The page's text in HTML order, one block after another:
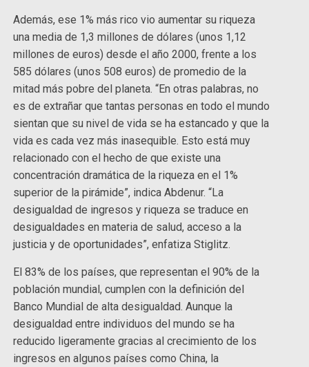
Además, ese 1% más rico vio aumentar su riqueza
una media de 1,3 millones de dólares (unos 1,12
millones de euros) desde el año 2000, frente a los
585 dólares (unos 508 euros) de promedio de la
mitad más pobre del planeta. “En otras palabras, no
es de extrañar que tantas personas en todo el mundo
sientan que su nivel de vida se ha estancado y que la
vida es cada vez más inasequible. Esto está muy
relacionado con el hecho de que existe una
concentración dramática de la riqueza en el 1%
superior de la pirámide”, indica Abdenur. “La
desigualdad de ingresos y riqueza se traduce en
desigualdades en materia de salud, acceso a la
justicia y de oportunidades”, enfatiza Stiglitz.
El 83% de los países, que representan el 90% de la
población mundial, cumplen con la definición del
Banco Mundial de alta desigualdad. Aunque la
desigualdad entre individuos del mundo se ha
reducido ligeramente gracias al crecimiento de los
ingresos en algunos países como China, la